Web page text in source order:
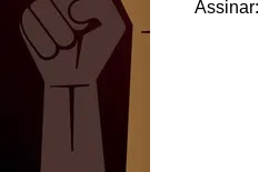
Assinar: